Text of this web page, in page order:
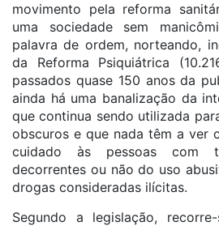
movimento pela reforma
uma sociedade sem
palavra de ordem, norteando,
da Reforma Psiquiátrica
passados quase 150 anos da
ainda há uma banalização da
que continua sendo utilizada
obscuros e que nada têm a ver
cuidado às pessoas com
decorrentes ou não do uso
drogas consideradas ilícitas.
Segundo a legislação,